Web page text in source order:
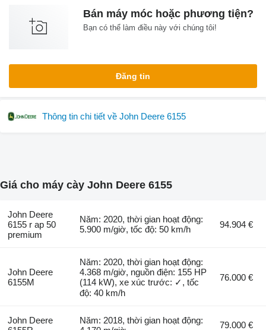
Bán máy móc hoặc phương tiện?
Bạn có thể làm điều này với chúng tôi!
Đăng tin
Thông tin chi tiết về John Deere 6155
Giá cho máy cày John Deere 6155
John Deere
6155 r ap 50
premium
Năm: 2020, thời gian hoạt động:
5.900 m/giờ, tốc độ: 50 km/h
94.904 €
John Deere
6155M
Năm: 2020, thời gian hoạt động:
4.368 m/giờ, nguồn điện: 155 HP
(114 kW), xe xúc trước: ✓, tốc
độ: 40 km/h
76.000 €
John Deere
Năm: 2018, thời gian hoạt động:
79.000 €